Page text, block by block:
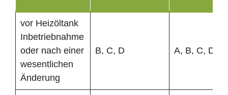
vor Heizöltank
Inbetriebnahme
oder nach einer
wesentlichen
Änderung
B, C, D A, B, C, D